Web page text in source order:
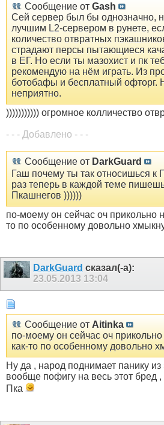
Сообщение от Gash
Сей сервер был бы однозначно,
лучшим L2-сервером в рунете,
количество отвратных
страдают персы пытающиеся
в ЕГ. Но если ты мазохист и пк
рекомендую на нём играть. Из
ботобафы и бесплатный офторг.
неприятно.
))))))))))) огромное колличество
- - - Добавлено - - -
Сообщение от DarkGuard
Гаш почему ты так относишься к
раз теперь в каждой теме пишешь
Пкашнегов ))))))
по-моему он сейчас оч прикольно
то по особенному довольно
DarkGuard сказал(-а):
23.05.2013 13:04
Сообщение от Aitinka
по-моему он сейчас оч
как-то по особенному довольно
Ну да , народ поднимает панику из
вообще пофигу на весь этот бред ,
Пка